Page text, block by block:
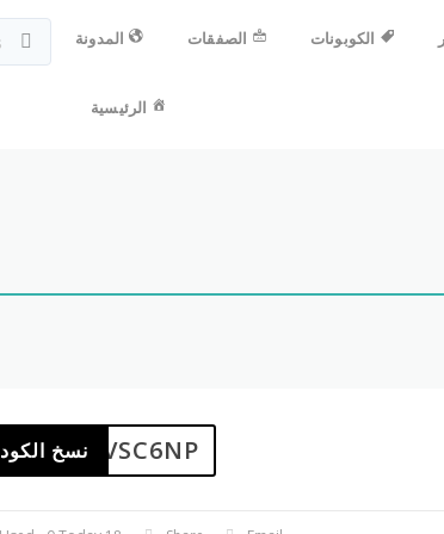
المدونة الصفقات الكوبونات
الرئيسية
CVSC6NPنسخ الكود